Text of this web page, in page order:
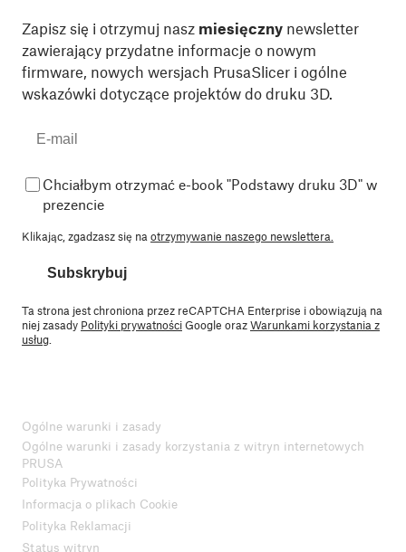
Zapisz się i otrzymuj nasz miesięczny newsletter
zawierający przydatne informacje o nowym
firmware, nowych wersjach PrusaSlicer i ogólne
wskazówki dotyczące projektów do druku 3D.
Chciałbym otrzymać e-book "Podstawy druku 3D" w
prezencie
Klikając, zgadzasz się na otrzymywanie naszego newslettera.
Subskrybuj
Ta strona jest chroniona przez reCAPTCHA Enterprise i obowiązują na
niej zasady Polityki prywatnościGoogle orazWarunkami korzystania z
usług
Ogólne warunki i zasady
Ogólne warunki i zasady korzystania z witryn internetowych
PRUSA
Polityka Prywatności
Informacja o plikach Cookie
Polityka Reklamacji
Status witryn